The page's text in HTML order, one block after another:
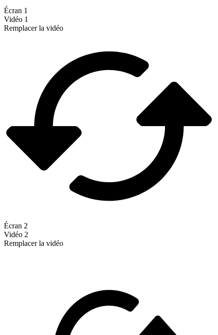
Écran 1
Vidéo 1
Remplacer la vidéo
Écran 2
Vidéo 2
Remplacer la vidéo